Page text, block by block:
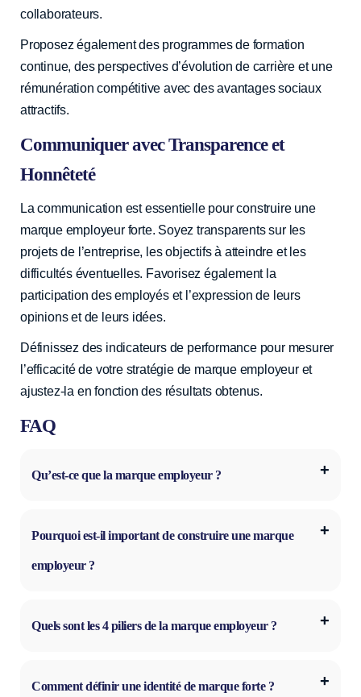
collaborateurs.
Proposez également des programmes de formation
continue, des perspectives d’évolution de carrière et une
rémunération compétitive avec des avantages sociaux
attractifs.
Communiquer avec Transparence et
Honnêteté
La communication est essentielle pour construire une
marque employeur forte. Soyez transparents sur les
projets de l’entreprise, les objectifs à atteindre et les
difficultés éventuelles. Favorisez également la
participation des employés et l’expression de leurs
opinions et de leurs idées.
Définissez des indicateurs de performance pour mesurer
l’efficacité de votre stratégie de marque employeur et
ajustez-la en fonction des résultats obtenus.
FAQ
Qu’est-ce que la marque employeur ?
Pourquoi est-il important de construire une marque
employeur ?
Quels sont les 4 piliers de la marque employeur ?
Comment définir une identité de marque forte ?